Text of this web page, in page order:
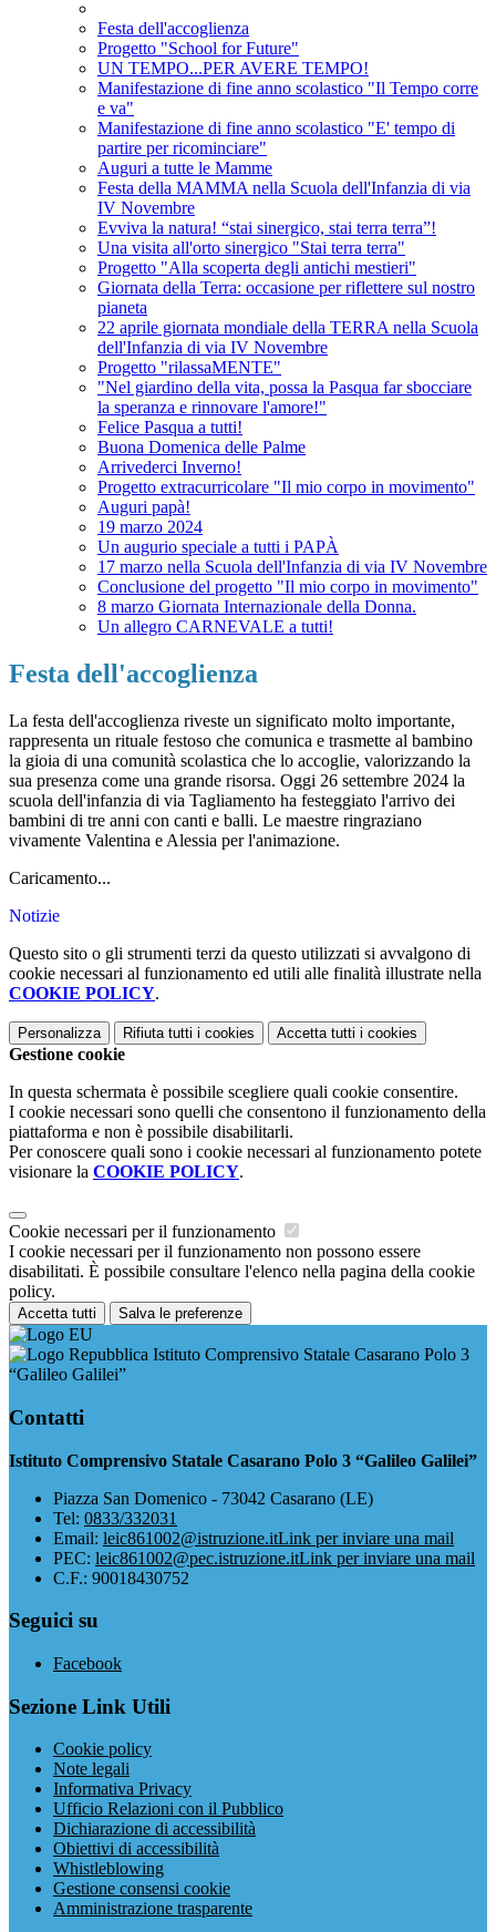
Festa dell'accoglienza
Progetto "School for Future"
UN TEMPO...PER AVERE TEMPO!
Manifestazione di fine anno scolastico "Il Tempo corre
e va"
Manifestazione di fine anno scolastico "E' tempo di
partire per ricominciare"
Auguri a tutte le Mamme
Festa della MAMMA nella Scuola dell'Infanzia di via
IV Novembre
Evviva la natura! “stai sinergico, stai terra terra”!
Una visita all'orto sinergico "Stai terra terra"
Progetto "Alla scoperta degli antichi mestieri"
Giornata della Terra: occasione per riflettere sul nostro
pianeta
22 aprile giornata mondiale della TERRA nella Scuola
dell'Infanzia di via IV Novembre
Progetto "rilassaMENTE"
"Nel giardino della vita, possa la Pasqua far sbocciare
la speranza e rinnovare l'amore!"
Felice Pasqua a tutti!
Buona Domenica delle Palme
Arrivederci Inverno!
Progetto extracurricolare "Il mio corpo in movimento"
Auguri papà!
19 marzo 2024
Un augurio speciale a tutti i PAPÀ
17 marzo nella Scuola dell'Infanzia di via IV Novembre
Conclusione del progetto "Il mio corpo in movimento"
8 marzo Giornata Internazionale della Donna.
Un allegro CARNEVALE a tutti!
Festa dell'accoglienza
La festa dell'accoglienza riveste un significato molto importante,
rappresenta un rituale festoso che comunica e trasmette al bambino
la gioia di una comunità scolastica che lo accoglie, valorizzando la
sua presenza come una grande risorsa. Oggi 26 settembre 2024 la
scuola dell'infanzia di via Tagliamento ha festeggiato l'arrivo dei
bambini di tre anni con canti e balli. Le maestre ringraziano
vivamente Valentina e Alessia per l'animazione.
Caricamento...
Notizie
Questo sito o gli strumenti terzi da questo utilizzati si avvalgono di
cookie necessari al funzionamento ed utili alle finalità illustrate nella
COOKIE POLICY.
Personalizza Rifiuta tutti i cookies Accetta tutti i cookies
Gestione cookie
In questa schermata è possibile scegliere quali cookie consentire.
I cookie necessari sono quelli che consentono il funzionamento della
piattaforma e non è possibile disabilitarli.
Per conoscere quali sono i cookie necessari al funzionamento potete
visionare la COOKIE POLICY.
Cookie necessari per il funzionamento
I cookie necessari per il funzionamento non possono essere
disabilitati. È possibile consultare l'elenco nella pagina della cookie
policy.
Accetta tutti Salva le preferenze
Istituto Comprensivo Statale Casarano Polo 3
“Galileo Galilei”
Contatti
Istituto Comprensivo Statale Casarano Polo 3 “Galileo Galilei”
Piazza San Domenico - 73042 Casarano (LE)
Tel: 0833/332031
Email: leic861002@istruzione.itLink per inviare una mail
PEC: leic861002@pec.istruzione.itLink per inviare una mail
C.F.: 90018430752
Seguici su
Facebook
Sezione Link Utili
Cookie policy
Note legali
Informativa Privacy
Ufficio Relazioni con il Pubblico
Dichiarazione di accessibilità
Obiettivi di accessibilità
Whistleblowing
Gestione consensi cookie
Amministrazione trasparente